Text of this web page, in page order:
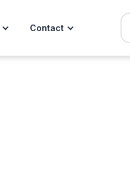
Contact